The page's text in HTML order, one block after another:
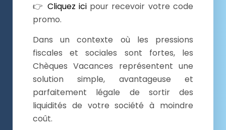
👉 Cliquez ici pour recevoir votre code
promo.
Dans un contexte où les pressions
fiscales et sociales sont fortes, les
Chèques Vacances représentent une
solution simple, avantageuse et
parfaitement légale de sortir des
liquidités de votre société à moindre
coût.